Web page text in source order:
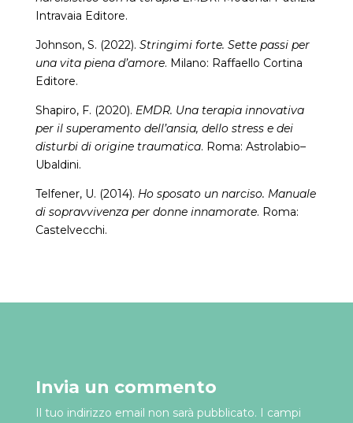
Intravaia Editore.
Johnson, S. (2022). Stringimi forte. Sette passi per
una vita piena d’amore. Milano: Raffaello Cortina
Editore.
Shapiro, F. (2020). EMDR. Una terapia innovativa
per il superamento dell’ansia, dello stress e dei
disturbi di origine traumatica. Roma: Astrolabio–
Ubaldini.
Telfener, U. (2014). Ho sposato un narciso. Manuale
di sopravvivenza per donne innamorate. Roma:
Castelvecchi.
Invia un commento
Il tuo indirizzo email non sarà pubblicato. I campi